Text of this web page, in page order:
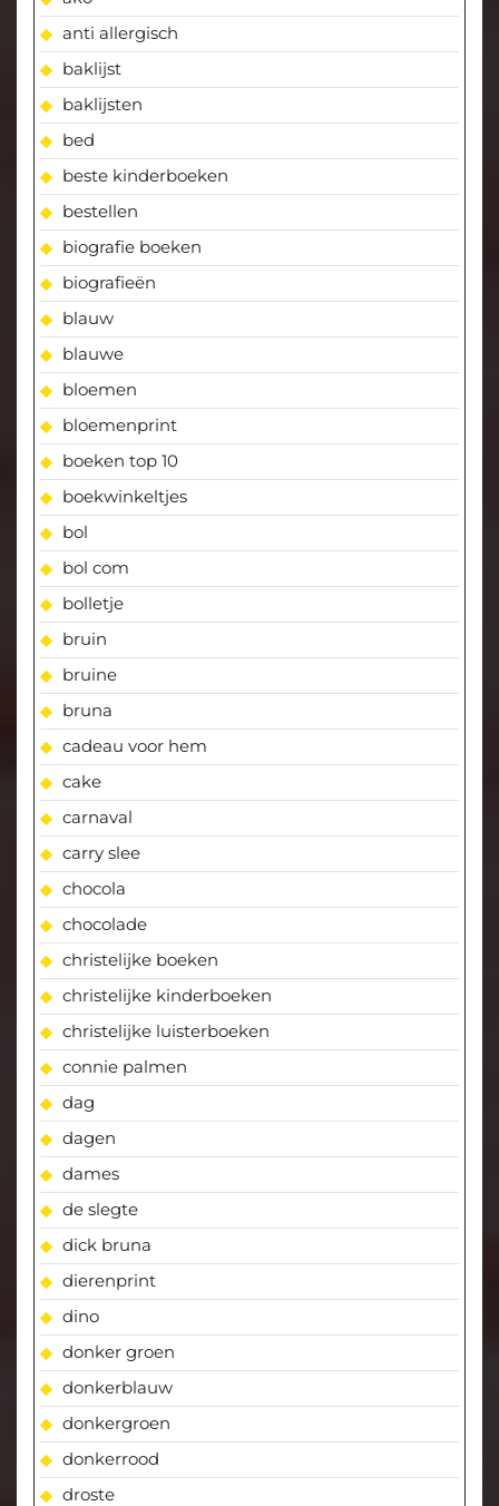
anti allergisch
baklijst
baklijsten
bed
beste kinderboeken
bestellen
biografie boeken
biografieën
blauw
blauwe
bloemen
bloemenprint
boeken top 10
boekwinkeltjes
bol
bol com
bolletje
bruin
bruine
bruna
cadeau voor hem
cake
carnaval
carry slee
chocola
chocolade
christelijke boeken
christelijke kinderboeken
christelijke luisterboeken
connie palmen
dag
dagen
dames
de slegte
dick bruna
dierenprint
dino
donker groen
donkerblauw
donkergroen
donkerrood
droste